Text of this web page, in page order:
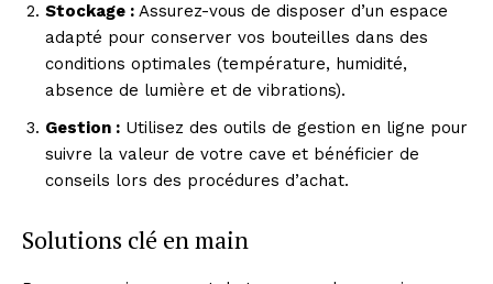
Stockage : Assurez-vous de disposer d’un espace
adapté pour conserver vos bouteilles dans des
conditions optimales (température, humidité,
absence de lumière et de vibrations).
Gestion : Utilisez des outils de gestion en ligne pour
suivre la valeur de votre cave et bénéficier de
conseils lors des procédures d’achat.
Solutions clé en main